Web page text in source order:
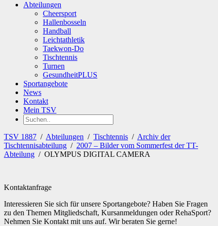
SuchenAbteilungen
Cheersport
Hallenbosseln
Handball
Leichtathletik
Taekwon-Do
Tischtennis
Turnen
GesundheitPLUS
Sportangebote
News
Kontakt
Mein TSV
TSV 1887 / Abteilungen / Tischtennis / Archiv der
Tischtennisabteilung / 2007 – Bilder vom Sommerfest der TT-
Abteilung / OLYMPUS DIGITAL CAMERA
Kontaktanfrage
Interessieren Sie sich für unsere Sportangebote? Haben Sie Fragen
zu den Themen Mitgliedschaft, Kursanmeldungen oder RehaSport?
Nehmen Sie Kontakt mit uns auf. Wir beraten Sie gerne!